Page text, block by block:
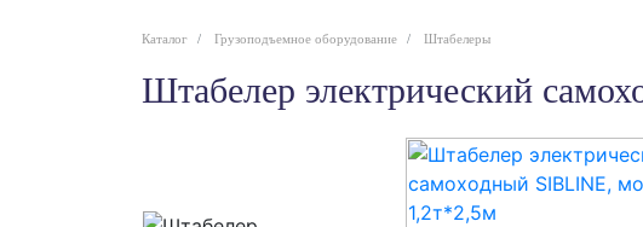
Каталог Грузоподъемное оборудование Штабелеры
Штабелер электрический